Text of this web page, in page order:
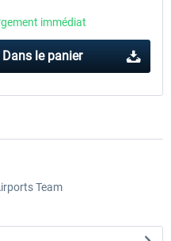
immédiat
Dans le panier
Team